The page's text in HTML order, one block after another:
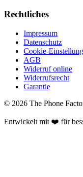
Rechtliches
Impressum
Datenschutz
Cookie-
AGB
Widerruf online
Widerrufsrecht
Garantie
© 2026 The Phone
Entwickelt mit ❤️ für